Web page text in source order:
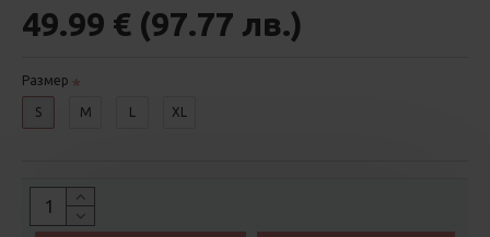
49.99 € (97.77 лв.)
Размер
S M L XL